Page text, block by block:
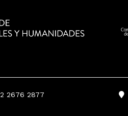
2676 2877